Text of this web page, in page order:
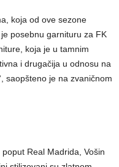
koja od ove sezone
posebnu garnituru za FK
koja je u tamnim
i drugačija u odnosu na
saopšteno je na zvaničnom
poput Real Madrida, Vošin